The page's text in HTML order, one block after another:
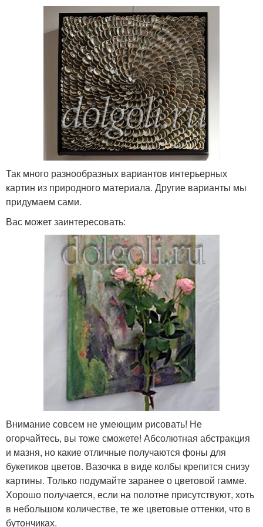
Так много разнообразных вариантов интерьерных
картин из природного материала. Другие варианты мы
придумаем сами.
Вас может заинтересовать:
Внимание совсем не умеющим рисовать! Не
огорчайтесь, вы тоже сможете! Абсолютная абстракция
и мазня, но какие отличные получаются фоны для
букетиков цветов. Вазочка в виде колбы крепится снизу
картины. Только подумайте заранее о цветовой гамме.
Хорошо получается, если на полотне присутствуют, хоть
в небольшом количестве, те же цветовые оттенки, что в
бутончиках.